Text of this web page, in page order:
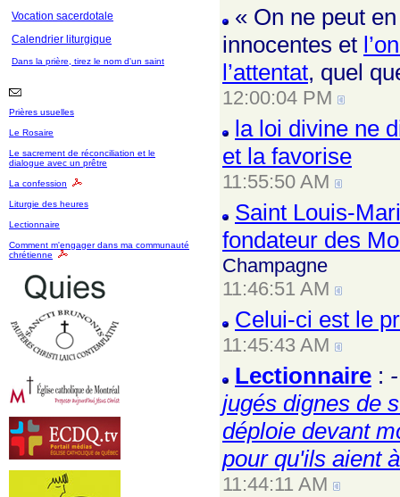
Vocation sacerdotale
Calendrier liturgique
Dans la prière, tirez le nom d'un saint
Prières usuelles
Le Rosaire
Le sacrement de réconciliation et le
dialogue avec un prêtre
La confession
Liturgie des heures
Lectionnaire
Comment m'engager dans ma communauté
chrétienne
« On ne peut
innocentes et
l’attentat, quel
12:00:04 PM
la loi divine ne
et la favorise
11:55:50 AM
Saint Louis-
fondateur des
Champagne
11:46:51 AM
Celui-ci est le
11:45:43 AM
Lectionnaire :
jugés dignes de
déploie devant
pour qu'ils aient
11:44:11 AM